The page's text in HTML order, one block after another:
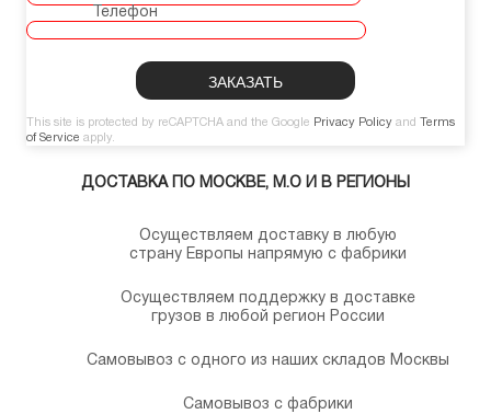
Телефон
This site is protected by reCAPTCHA and the Google Privacy Policy and
Terms
of Service apply.
ДОСТАВКА ПО МОСКВЕ, М.О И В РЕГИОНЫ
Осуществляем доставку в любую
страну Европы напрямую с фабрики
Осуществляем поддержку в доставке
грузов в любой регион России
Самовывоз с одного из наших складов Москвы
Самовывоз с фабрики